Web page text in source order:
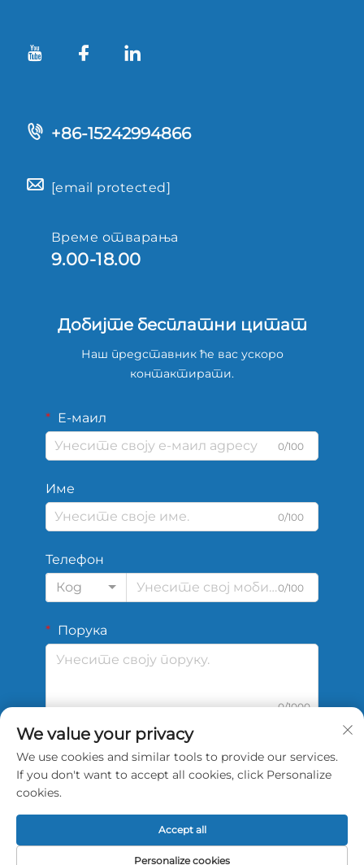
+86-15242994866
[email protected]
Време отварања
9.00-18.00
Добијте бесплатни цитат
Наш представник ће вас ускоро
контактирати.
Е-маил
0/100
Име
0/100
Телефон
Код
0/100
Порука
0/1000
Подај
Ауторско право © 2026 Кина Шенгши Спортс
We value your privacy
We use cookies and similar tools to provide our services.
If you don't want to accept all cookies, click Personalize
cookies.
Personalize cookies
Accept all